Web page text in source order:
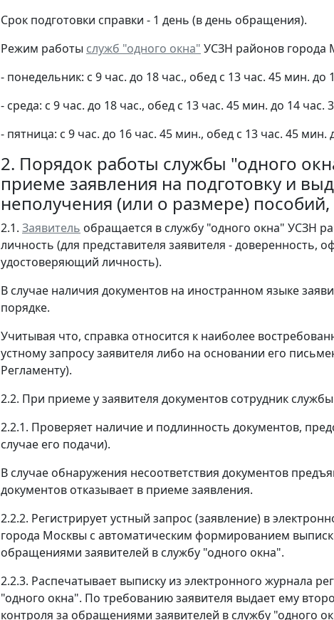
Срок подготовки справки - 1 день (в день обращения).
Режим работы служб "одного окна" УСЗН районов города
- понедельник: с 9 час. до 18 час., обед с 13 час. 45 мин. до
- среда: с 9 час. до 18 час., обед с 13 час. 45 мин. до 14 час.
- пятница: с 9 час. до 16 час. 45 мин., обед с 13 час. 45 мин.
2. Порядок работы службы "одного
приеме заявления на подготовку и
неполучения (или о размере)
2.1. Заявитель обращается в службу "одного окна" УСЗН
личность (для представителя заявителя - доверенность,
удостоверяющий личность).
В случае наличия документов на иностранном языке
порядке.
Учитывая что, справка относится к наиболее
устному запросу заявителя либо на основании его
Регламенту).
2.2. При приеме у заявителя документов сотрудник
2.2.1. Проверяет наличие и подлинность документов,
случае его подачи).
В случае обнаружения несоответствия документов
документов отказывает в приеме заявления.
2.2.2. Регистрирует устный запрос (заявление) в
города Москвы с автоматическим формированием
обращениями заявителей в службу "одного окна".
2.2.3. Распечатывает выписку из электронного журнала
"одного окна". По требованию заявителя выдает ему
контроля за обращениями заявителей в службу "одного